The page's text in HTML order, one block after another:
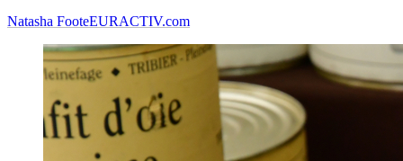
Natasha FooteEURACTIV.com